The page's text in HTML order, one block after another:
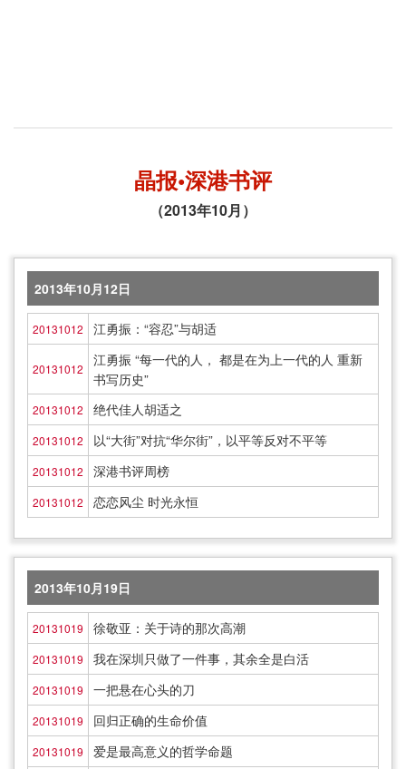
晶报•深港书评
（2013年10月）
2013年10月12日
20131012 江勇振：“容忍”与胡适
20131012
江勇振 “每一代的人， 都是在为上一代的人 重新
书写历史”
20131012 绝代佳人胡适之
20131012 以“大街”对抗“华尔街”，以平等反对不平等
20131012 深港书评周榜
20131012 恋恋风尘 时光永恒
2013年10月19日
20131019 徐敬亚：关于诗的那次高潮
20131019 我在深圳只做了一件事，其余全是白活
20131019 一把悬在心头的刀
20131019 回归正确的生命价值
20131019 爱是最高意义的哲学命题